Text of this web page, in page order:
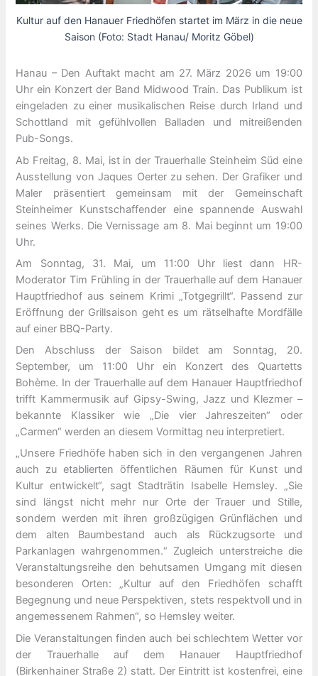
Kultur auf den Hanauer Friedhöfen startet im März in die neue
Saison (Foto: Stadt Hanau/ Moritz Göbel)
Hanau – Den Auftakt macht am 27. März 2026 um 19:00
Uhr ein Konzert der Band Midwood Train. Das Publikum ist
eingeladen zu einer musikalischen Reise durch Irland und
Schottland mit gefühlvollen Balladen und mitreißenden
Pub-Songs.
Ab Freitag, 8. Mai, ist in der Trauerhalle Steinheim Süd eine
Ausstellung von Jaques Oerter zu sehen. Der Grafiker und
Maler präsentiert gemeinsam mit der Gemeinschaft
Steinheimer Kunstschaffender eine spannende Auswahl
seines Werks. Die Vernissage am 8. Mai beginnt um 19:00
Uhr.
Am Sonntag, 31. Mai, um 11:00 Uhr liest dann HR-
Moderator Tim Frühling in der Trauerhalle auf dem Hanauer
Hauptfriedhof aus seinem Krimi „Totgegrillt“. Passend zur
Eröffnung der Grillsaison geht es um rätselhafte Mordfälle
auf einer BBQ-Party.
Den Abschluss der Saison bildet am Sonntag, 20.
September, um 11:00 Uhr ein Konzert des Quartetts
Bohème. In der Trauerhalle auf dem Hanauer Hauptfriedhof
trifft Kammermusik auf Gipsy-Swing, Jazz und Klezmer –
bekannte Klassiker wie „Die vier Jahreszeiten“ oder
„Carmen“ werden an diesem Vormittag neu interpretiert.
„Unsere Friedhöfe haben sich in den vergangenen Jahren
auch zu etablierten öffentlichen Räumen für Kunst und
Kultur entwickelt“, sagt Stadträtin Isabelle Hemsley. „Sie
sind längst nicht mehr nur Orte der Trauer und Stille,
sondern werden mit ihren großzügigen Grünflächen und
dem alten Baumbestand auch als Rückzugsorte und
Parkanlagen wahrgenommen.“ Zugleich unterstreiche die
Veranstaltungsreihe den behutsamen Umgang mit diesen
besonderen Orten: „Kultur auf den Friedhöfen schafft
Begegnung und neue Perspektiven, stets respektvoll und in
angemessenem Rahmen“, so Hemsley weiter.
Die Veranstaltungen finden auch bei schlechtem Wetter vor
der Trauerhalle auf dem Hanauer Hauptfriedhof
(Birkenhainer Straße 2) statt. Der Eintritt ist kostenfrei, eine